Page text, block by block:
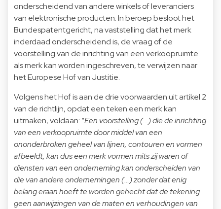
onderscheidend van andere winkels of leveranciers
van elektronische producten. In beroep besloot het
Bundespatentgericht, na vaststelling dat het merk
inderdaad onderscheidend is, de vraag of de
voorstelling van de inrichting van een verkoopruimte
als merk kan worden ingeschreven, te verwijzen naar
het Europese Hof van Justitie.
Volgens het Hof is aan de drie voorwaarden uit artikel 2
van de richtlijn, opdat een teken een merk kan
uitmaken, voldaan: “Een voorstelling (…) die de inrichting
van een verkoopruimte door middel van een
ononderbroken geheel van lijnen, contouren en vormen
afbeeldt, kan dus een merk vormen mits zij waren of
diensten van een onderneming kan onderscheiden van
die van andere ondernemingen (…) zonder dat enig
belang eraan hoeft te worden gehecht dat de tekening
geen aanwijzingen van de maten en verhoudingen van